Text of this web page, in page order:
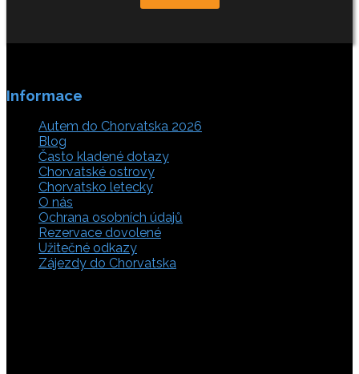
Informace
Autem do Chorvatska 2026
Blog
Často kladené dotazy
Chorvatské ostrovy
Chorvatsko letecky
O nás
Ochrana osobních údajů
Rezervace dovolené
Užitečné odkazy
Zájezdy do Chorvatska